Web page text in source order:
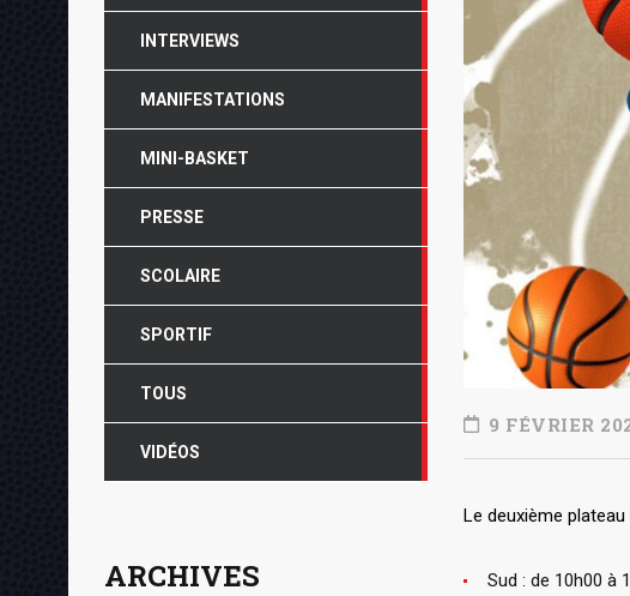
9 FÉVRIER
Le deuxième
Sud : de 10h00 à
INTERVIEWS
MANIFESTATIONS
MINI-BASKET
PRESSE
SCOLAIRE
SPORTIF
TOUS
VIDÉOS
ARCHIVES